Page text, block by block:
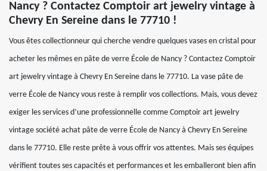
Nancy ? Contactez Comptoir art jewelry vintage à
Chevry En Sereine dans le 77710 !
Vous êtes collectionneur qui cherche vendre quelques vases en cristal pour
acheter les mêmes en pâte de verre École de Nancy ? Contactez Comptoir
art jewelry vintage à Chevry En Sereine dans le 77710. La vase pâte de
verre École de Nancy vous reste à remplir vos collections. Mais, vous devez
exiger les services d’une professionnelle comme Comptoir art jewelry
vintage société achat pâte de verre École de Nancy à Chevry En Sereine
dans le 77710. Elle reste prête à vous offrir vos attentes. Mais ses équipes
vérifient toutes ses capacités et performances et les emballeront bien afin